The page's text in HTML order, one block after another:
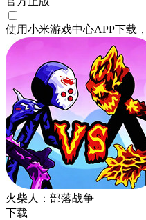
使用小米游戏中心APP下载
火柴人：部落战争
下载